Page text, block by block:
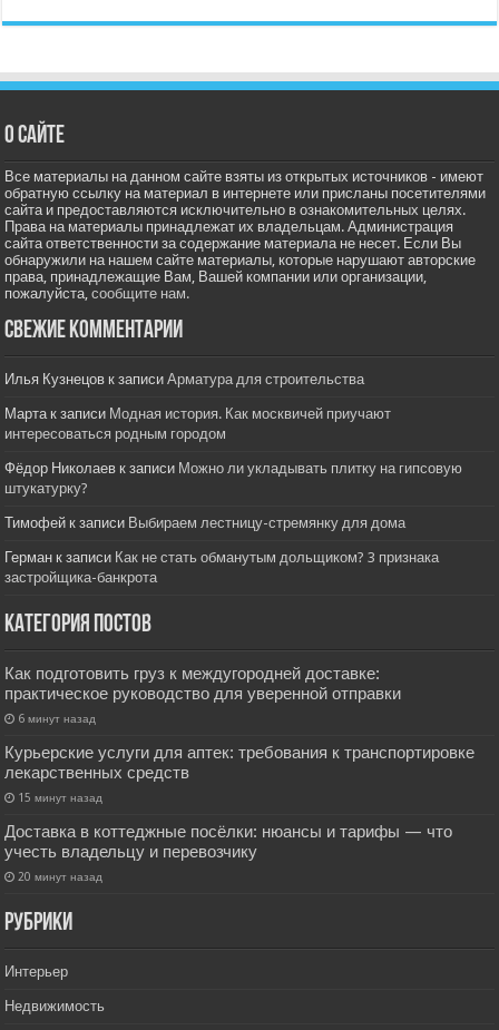
О сайте
Все материалы на данном сайте взяты из открытых источников - имеют
обратную ссылку на материал в интернете или присланы посетителями
сайта и предоставляются исключительно в ознакомительных целях.
Права на материалы принадлежат их владельцам. Администрация
сайта ответственности за содержание материала не несет. Если Вы
обнаружили на нашем сайте материалы, которые нарушают авторские
права, принадлежащие Вам, Вашей компании или организации,
пожалуйста,сообщите нам.
Свежие комментарии
Илья Кузнецов к записиАрматура для строительства
Мартак записи Модная история. Как москвичей приучают
интересоваться родным городом
Фёдор Николаев к записи Можно ли укладывать плитку на гипсовую
штукатурку?
Тимофей к записи Выбираем лестницу-стремянку для дома
Герман к записи Как не стать обманутым дольщиком? 3 признака
застройщика-банкрота
Категория постов
Как подготовить груз к междугородней доставке:
практическое руководство для уверенной отправки
6 минут назад
Курьерские услуги для аптек: требования к транспортировке
лекарственных средств
15 минут назад
Доставка в коттеджные посёлки: нюансы и тарифы — что
учесть владельцу и перевозчику
20 минут назад
РУбрики
Интерьер
Недвижимость